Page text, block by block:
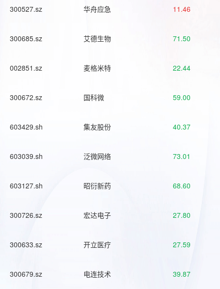
300527.sz 华舟应急 11.46
300685.sz 艾德生物 71.50
002851.sz 麦格米特 22.44
300672.sz 国科微 59.00
603429.sh 集友股份 40.37
603039.sh 泛微网络 73.01
603127.sh 昭衍新药 68.60
300726.sz 宏达电子 27.80
300633.sz 开立医疗 27.59
300679.sz 电连技术 39.87